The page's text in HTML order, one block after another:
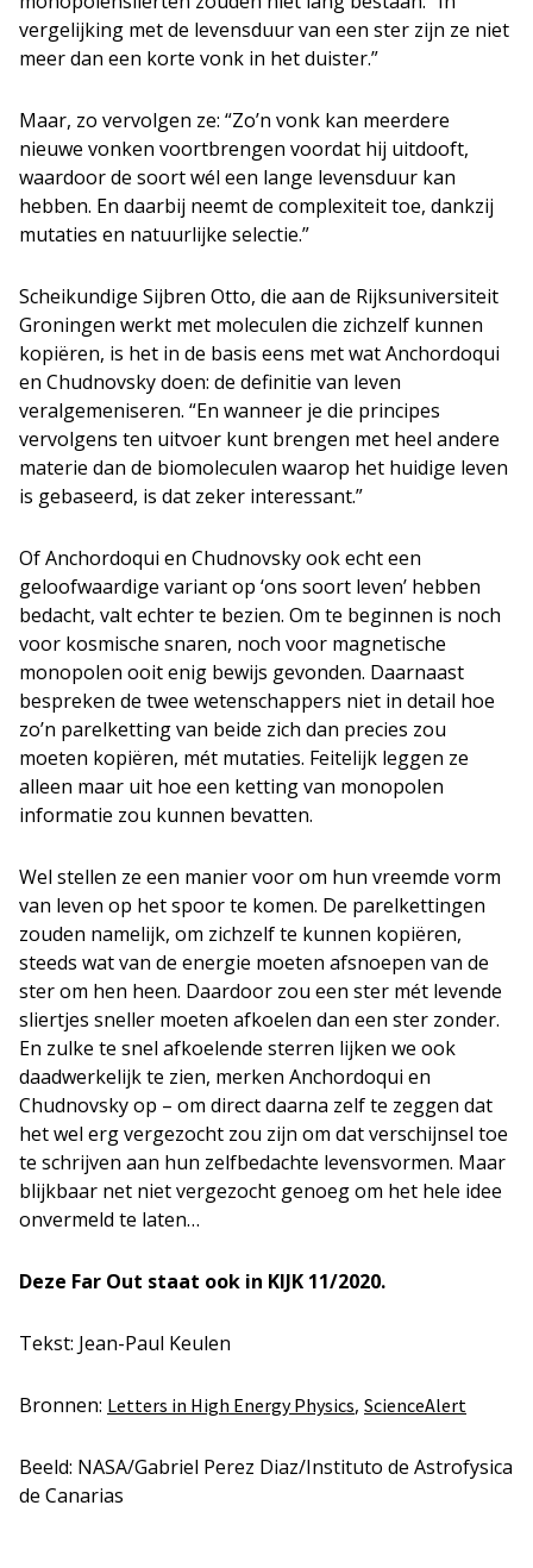
vergelijking met de levensduur van een ster zijn ze niet
meer dan een korte vonk in het duister.”
Maar, zo vervolgen ze: “Zo’n vonk kan meerdere
nieuwe vonken voortbrengen voordat hij uitdooft,
waardoor de soort wél een lange levensduur kan
hebben. En daarbij neemt de complexiteit toe, dankzij
mutaties en natuurlijke selectie.”
Scheikundige Sijbren Otto, die aan de Rijksuniversiteit
Groningen werkt met moleculen die zichzelf kunnen
kopiëren, is het in de basis eens met wat Anchordoqui
en Chudnovsky doen: de definitie van leven
veralgemeniseren. “En wanneer je die principes
vervolgens ten uitvoer kunt brengen met heel andere
materie dan de biomoleculen waarop het huidige leven
is gebaseerd, is dat zeker interessant.”
Of Anchordoqui en Chudnovsky ook echt een
geloofwaardige variant op ‘ons soort leven’ hebben
bedacht, valt echter te bezien. Om te beginnen is noch
voor kosmische snaren, noch voor magnetische
monopolen ooit enig bewijs gevonden. Daarnaast
bespreken de twee wetenschappers niet in detail hoe
zo’n parelketting van beide zich dan precies zou
moeten kopiëren, mét mutaties. Feitelijk leggen ze
alleen maar uit hoe een ketting van monopolen
informatie zou kunnen bevatten.
Wel stellen ze een manier voor om hun vreemde vorm
van leven op het spoor te komen. De parelkettingen
zouden namelijk, om zichzelf te kunnen kopiëren,
steeds wat van de energie moeten afsnoepen van de
ster om hen heen. Daardoor zou een ster mét levende
sliertjes sneller moeten afkoelen dan een ster zonder.
En zulke te snel afkoelende sterren lijken we ook
daadwerkelijk te zien, merken Anchordoqui en
Chudnovsky op – om direct daarna zelf te zeggen dat
het wel erg vergezocht zou zijn om dat verschijnsel toe
te schrijven aan hun zelfbedachte levensvormen. Maar
blijkbaar net niet vergezocht genoeg om het hele idee
onvermeld te laten…
Deze Far Out staat ook in KIJK 11/2020.
Tekst: Jean-Paul Keulen
Bronnen: Letters in High Energy Physics, ScienceAlert
Beeld: NASA/Gabriel Perez Diaz/Instituto de Astrofysica
de Canarias